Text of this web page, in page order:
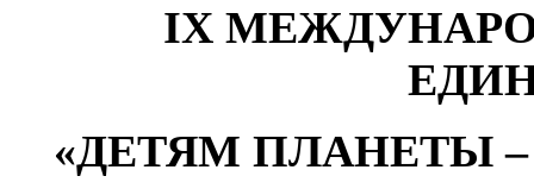
IX
«ДЕТЯМ ПЛАНЕТЫ